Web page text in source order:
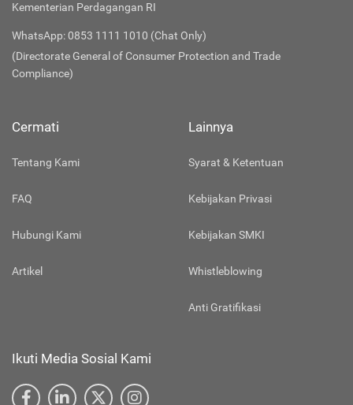
Kementerian Perdagangan RI
WhatsApp: 0853 1111 1010 (Chat Only)
(Directorate General of Consumer Protection and Trade
Compliance)
Cermati
Tentang Kami
FAQ
Hubungi Kami
Artikel
Lainnya
Syarat & Ketentuan
Kebijakan Privasi
Kebijakan SMKI
Whistleblowing
Anti Gratifikasi
Ikuti Media Sosial Kami